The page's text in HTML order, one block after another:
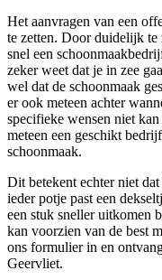
Het aanvragen van een
te zetten. Door duidelijk te
snel een
zeker weet dat je in zee
wel dat de schoonmaak
er ook meteen achter
specifieke wensen niet
meteen een geschikt
schoonmaak.
Dit betekent echter niet
ieder potje past een
een stuk sneller uitkomen
kan voorzien van de best
ons formulier in en
Geervliet.